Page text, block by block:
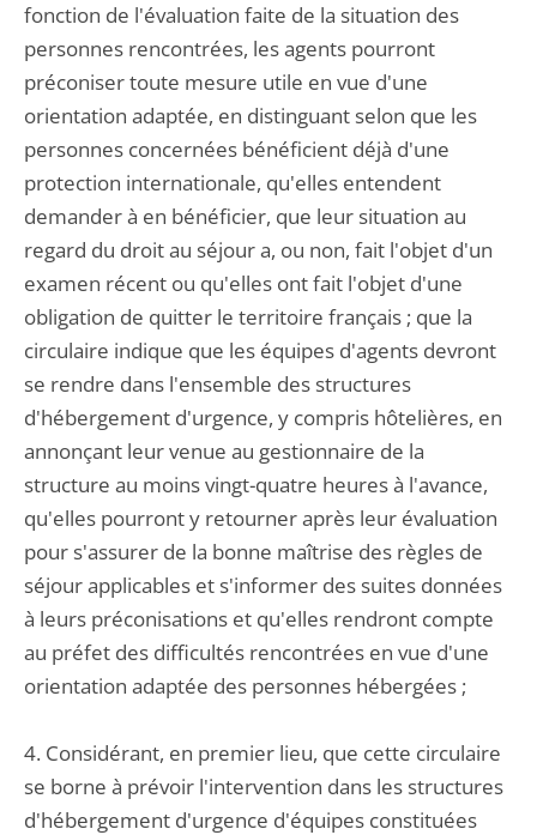
fonction de l'évaluation faite de la situation des
personnes rencontrées, les agents pourront
préconiser toute mesure utile en vue d'une
orientation adaptée, en distinguant selon que les
personnes concernées bénéficient déjà d'une
protection internationale, qu'elles entendent
demander à en bénéficier, que leur situation au
regard du droit au séjour a, ou non, fait l'objet d'un
examen récent ou qu'elles ont fait l'objet d'une
obligation de quitter le territoire français ; que la
circulaire indique que les équipes d'agents devront
se rendre dans l'ensemble des structures
d'hébergement d'urgence, y compris hôtelières, en
annonçant leur venue au gestionnaire de la
structure au moins vingt-quatre heures à l'avance,
qu'elles pourront y retourner après leur évaluation
pour s'assurer de la bonne maîtrise des règles de
séjour applicables et s'informer des suites données
à leurs préconisations et qu'elles rendront compte
au préfet des difficultés rencontrées en vue d'une
orientation adaptée des personnes hébergées ;
4. Considérant, en premier lieu, que cette circulaire
se borne à prévoir l'intervention dans les structures
d'hébergement d'urgence d'équipes constituées